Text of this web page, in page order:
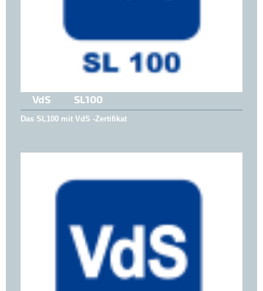
VdS SL100
Das SL100 mit VdS -Zertifikat